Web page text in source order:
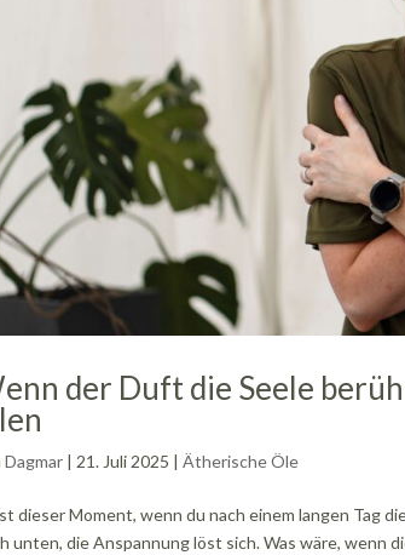
der Duft die Seele
Dagmar |21. Juli 2025 |Ätherische Öle
dieser Moment, wenn du nach einem langen Tag
unten, die Anspannung löst sich. Was wäre, wenn